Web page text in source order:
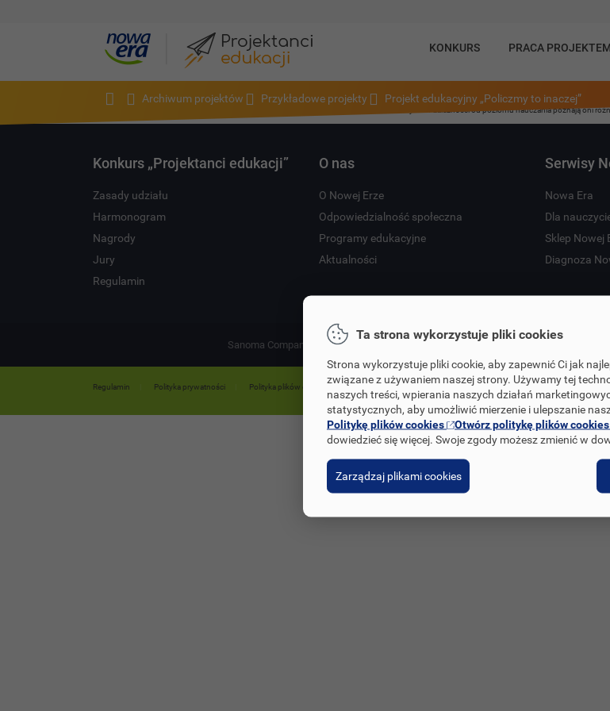
KONKURS PRACA PROJEKTEM
Archiwum projektów Przykładowe projekty Projekt edukacyjny „Policzmy to inaczej”
Policzmy to inaczej
Projekt ma na celu zapoznanie uczniów z innymi niż dziesięciocyfrowy sposobami zapisu liczb, m.in. z zapisem binarnym. W zależności od poziomu nauczania poznają oni
Konkurs „Projektanci edukacji”
Zasady udziału
Harmonogram
Nagrody
Jury
Regulamin
O nas
O Nowej Erze
Odpowiedzialność społeczna
Programy edukacyjne
Aktualności
Serwisy
Nowa Era
Dla
Sklep Nowej
Diagnoza
Sanoma Company 2026 Copyright by Nowa Era Sp. z o.o. Wszelkie prawa
Regulamin Polityka prywatności Polityka plików cookies Zgłoszenie dotyczące Danych Osobowych Odpowiedzialne
Ta strona wykorzystuje pliki cookies
Strona wykorzystuje pliki cookie, aby zapewnić Ci jak
związane z używaniem naszej strony. Używamy tej
naszych treści, wpierania naszych działań
statystycznych, aby umożliwić mierzenie i ulepszanie
Politykę plików cookies
Otwórz politykę plików
dowiedzieć się więcej. Swoje zgody możesz zmienić w
Zarządzaj plikami cookies